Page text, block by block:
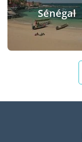
Sénégal